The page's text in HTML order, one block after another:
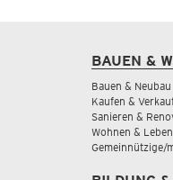
BAUEN &
Bauen & Neubau
Kaufen &
Sanieren &
Wohnen & Leben
Gemeinnützige/